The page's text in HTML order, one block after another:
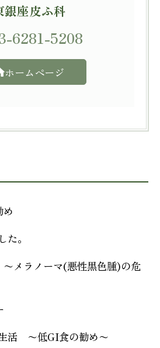
銀座皮ふ科
6281-5208
ホームページ
。
メラノーマ(悪性黒色腫)の危
活 〜低GI食の勧め〜